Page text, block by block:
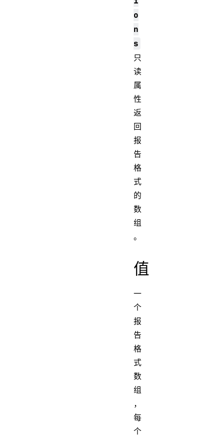
o
n
s
只
读
属
性
返
回
报
告
格
式
的
数
组
。
值
一
个
报
告
格
式
数
组
，
每
个